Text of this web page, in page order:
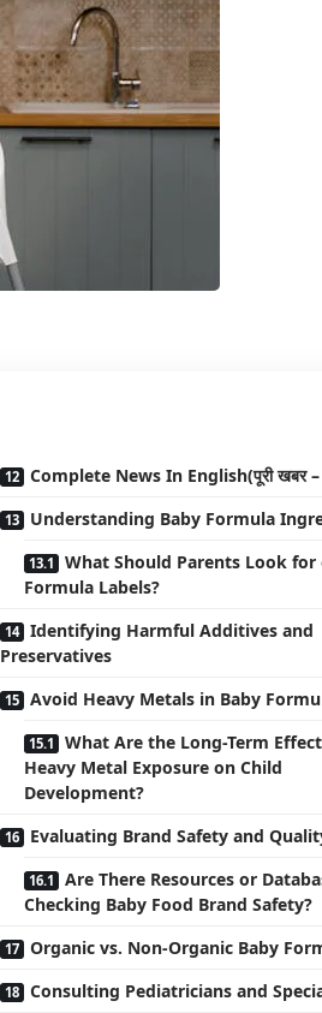
Complete News In English(पूरी खबर –
Understanding Baby Formula
What Should Parents Look for
Formula Labels?
Identifying Harmful Additives and
Preservatives
Avoid Heavy Metals in Baby
What Are the Long-Term
Heavy Metal Exposure on Child
Development?
Evaluating Brand Safety and
Are There Resources or
Checking Baby Food Brand Safety?
Organic vs. Non-Organic Baby
Consulting Pediatricians and